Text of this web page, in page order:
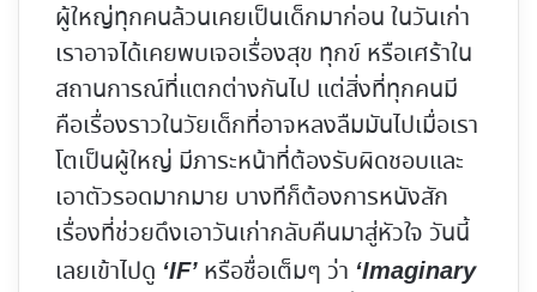
ผู้ใหญ่ทุกคนล้วนเคยเป็นเด็กมาก่อน ในวันเก่า
เราอาจได้เคยพบเจอเรื่องสุข ทุกข์ หรือเศร้าใน
สถานการณ์ที่แตกต่างกันไป แต่สิ่งที่ทุกคนมี
คือเรื่องราวในวัยเด็กที่อาจหลงลืมมันไปเมื่อเรา
โตเป็นผู้ใหญ่ มีภาระหน้าที่ต้องรับผิดชอบและ
เอาตัวรอดมากมาย บางทีก็ต้องการหนังสัก
เรื่องที่ช่วยดึงเอาวันเก่ากลับคืนมาสู่หัวใจ วันนี้
เลยเข้าไปดู ‘IF’ หรือชื่อเต็มๆ ว่า ‘Imaginary